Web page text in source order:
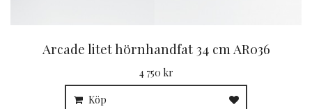
Arcade litet hörnhandfat 34 cm AR036
4 750 kr
Köp